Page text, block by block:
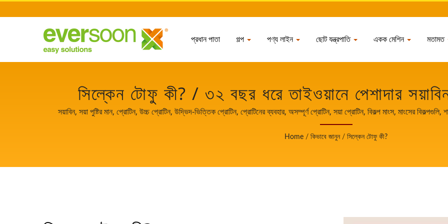
প্রধান পাতা গল্প পণ্য লাইন ছোট যন্ত্রপাতি একক মেশিন মতামত
সিল্কেন টোফু কী? / ৩২ বছর ধরে তাইওয়ানে পেশাদার
সরবরাহকারী | YUNG SOON LIH FOOD
সয়াবিন, সয়া পুষ্টির মান, প্রোটিন, উচ্চ প্রোটিন, উদ্ভিদ-ভিত্তিক প্রোটিন, প্রোটিনের ব্যবহার, অসম্পূর্ণ প্রোটিন, সয়া প্রোটিন, বিকল্প মাংস, মাংসের
Lih Food Machine Co., Ltd. এর একটি ব্র্যান্ড, সয় দুধ এবং টোফু মেশিনের নেতা। খাদ্য নিরাপত্তার রক্ষক হিসেবে, আমরা আমাদের মূল প্রযুক্তি এবং
সাথে শেয়ার করি। আপনার ব্যবসার বৃদ্ধি এবং সাফল্যের সাক্ষী হতে আমাদের আপনার গুরুত্বপূর্ণ এবং শক্তিশালী
Home / কিভাবে জানুন / সিল্কেন টোফু কী?